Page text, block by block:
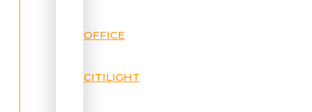
OFFICE
CITILIGHT